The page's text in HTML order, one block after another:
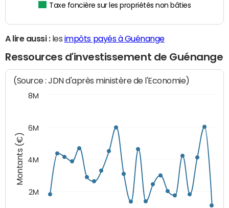
Taxe foncière sur les propriétés non bâties
A lire aussi :les impôts payés à Guénange
Ressources d'investissement de Guénange
Montants (€)
(Source : JDN d'après ministère de l'Economie)
2M
4M
6M
8M